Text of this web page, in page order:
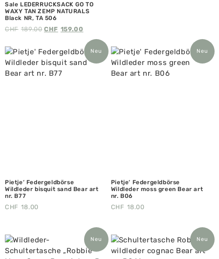
Sale LEDERRUCKSACK GO TO
WAXY TAN ZEMP NATURALS
Black NR, TA 506
CHF 189.00 CHF 159.00
Neu
Pietje‘ Federgeldbörse
Wildleder bisquit sand Bear art
nr. B77
CHF 18.00
Neu
Pietje‘ Federgeldbörse
Wildleder moss green Bear art
nr. B06
CHF 18.00
Neu Neu